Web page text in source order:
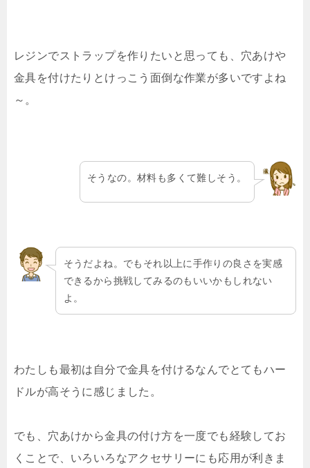
レジンでストラップを作りたいと思っても、穴あけや
金具を付けたりとけっこう面倒な作業が多いですよね
～。
そうなの。材料も多くて難しそう。
そうだよね。でもそれ以上に手作りの良さを実感
できるから挑戦してみるのもいいかもしれない
よ。
わたしも最初は自分で金具を付けるなんでとてもハー
ドルが高そうに感じました。
でも、穴あけから金具の付け方を一度でも経験してお
くことで、いろいろなアクセサリーにも応用が利きま